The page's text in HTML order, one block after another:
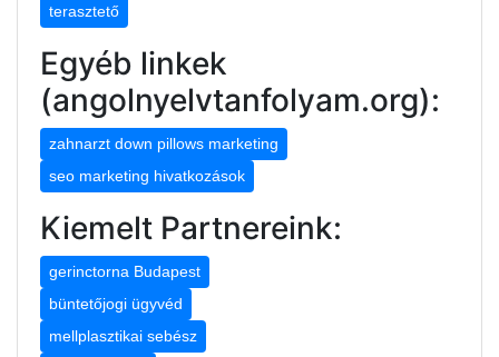
terasztető
Egyéb linkek
(angolnyelvtanfolyam.org):
zahnarzt down pillows marketing
seo marketing hivatkozások
Kiemelt Partnereink:
gerinctorna Budapest
büntetőjogi ügyvéd
mellplasztikai sebész